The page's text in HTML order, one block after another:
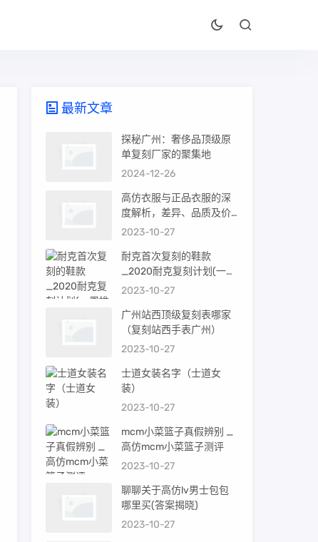
最新文章
探秘广州：奢侈品顶级原
单复刻厂家的聚集地
2024-12-26
高仿衣服与正品衣服的深
度解析，差异、品质及价
值
2023-10-27
耐克首次复刻的鞋款
_2020耐克复刻计划(一周
推荐)
2023-10-27
广州站西顶级复刻表哪家
（复刻站西手表广州）
2023-10-27
士道女装名字（士道女
装）
2023-10-27
mcm小菜篮子真假辨别 _
高仿mcm小菜篮子测评
2023-10-27
聊聊关于高仿lv男士包包
哪里买(答案揭晓)
2023-10-27